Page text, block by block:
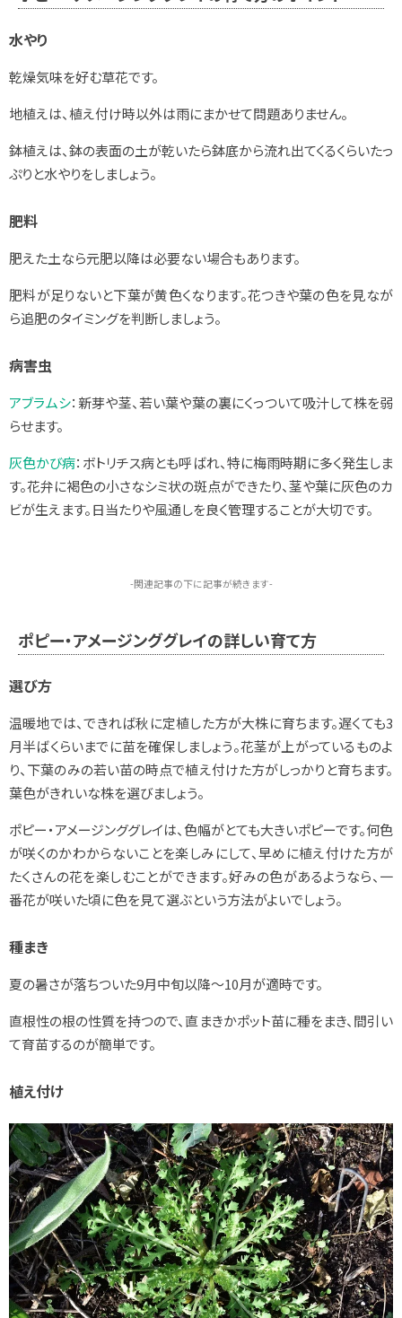
水やり
乾燥気味を好む草花です。
地植えは、植え付け時以外は雨にまかせて問題ありません。
鉢植えは、鉢の表面の土が乾いたら鉢底から流れ出てくるくらいたっ
ぷりと水やりをしましょう。
肥料
肥えた土なら元肥以降は必要ない場合もあります。
肥料が足りないと下葉が黄色くなります。花つきや葉の色を見なが
ら追肥のタイミングを判断しましょう。
病害虫
アブラムシ：新芽や茎、若い葉や葉の裏にくっついて吸汁して株を弱
らせます。
灰色かび病：ボトリチス病とも呼ばれ、特に梅雨時期に多く発生しま
す。花弁に褐色の小さなシミ状の斑点ができたり、茎や葉に灰色のカ
ビが生えます。日当たりや風通しを良く管理することが大切です。
-関連記事の下に記事が続きます-
ポピー・アメージンググレイの詳しい育て方
選び方
温暖地では、できれば秋に定植した方が大株に育ちます。遅くても3
月半ばくらいまでに苗を確保しましょう。花茎が上がっているものよ
り、下葉のみの若い苗の時点で植え付けた方がしっかりと育ちます。
葉色がきれいな株を選びましょう。
ポピー・アメージンググレイは、色幅がとても大きいポピーです。何色
が咲くのかわからないことを楽しみにして、早めに植え付けた方が
たくさんの花を楽しむことができます。好みの色があるようなら、一
番花が咲いた頃に色を見て選ぶという方法がよいでしょう。
種まき
夏の暑さが落ちついた9月中旬以降～10月が適時です。
直根性の根の性質を持つので、直まきかポット苗に種をまき、間引い
て育苗するのが簡単です。
植え付け